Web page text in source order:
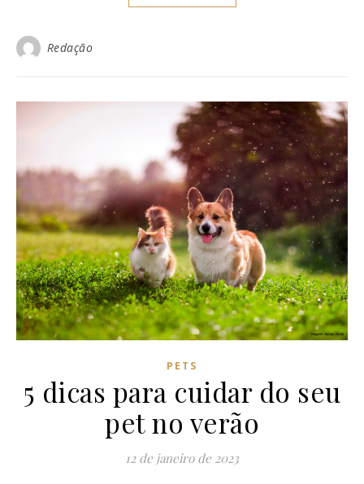
Redação
PETS
5 dicas para cuidar do seu
pet no verão
12 de janeiro de 2023